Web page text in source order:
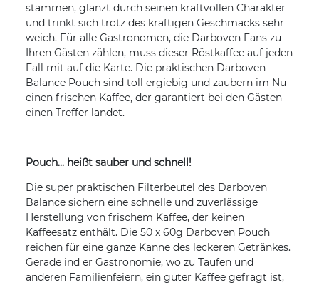
stammen, glänzt durch seinen kraftvollen Charakter
und trinkt sich trotz des kräftigen Geschmacks sehr
weich. Für alle Gastronomen, die Darboven Fans zu
Ihren Gästen zählen, muss dieser Röstkaffee auf jeden
Fall mit auf die Karte. Die praktischen Darboven
Balance Pouch sind toll ergiebig und zaubern im Nu
einen frischen Kaffee, der garantiert bei den Gästen
einen Treffer landet.
Pouch... heißt sauber und schnell!
Die super praktischen Filterbeutel des Darboven
Balance sichern eine schnelle und zuverlässige
Herstellung von frischem Kaffee, der keinen
Kaffeesatz enthält. Die 50 x 60g Darboven Pouch
reichen für eine ganze Kanne des leckeren Getränkes.
Gerade ind er Gastronomie, wo zu Taufen und
anderen Familienfeiern, ein guter Kaffee gefragt ist,